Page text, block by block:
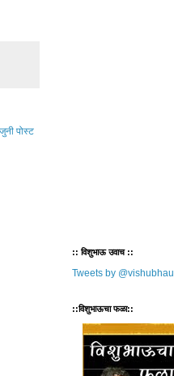
पोस्ट
:: विशुभाऊ उवाच ::
Tweets by @vishubhau
::विशुभाऊचा फळा::